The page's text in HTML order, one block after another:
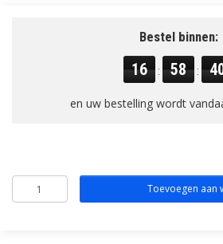
Bestel binnen:
16 : 58 :
en uw bestelling wordt
Toevoegen aan